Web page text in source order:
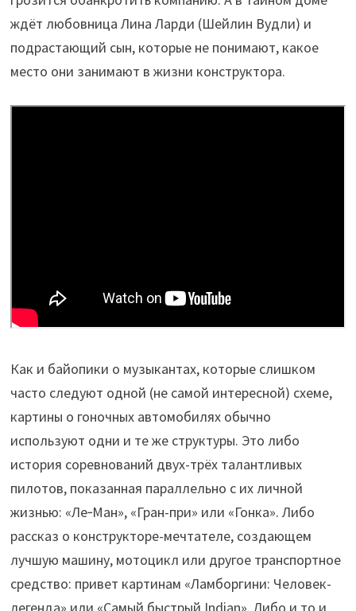
ждёт любовница Лина Ларди (Шейлин Вудли) и
подрастающий сын, которые не понимают, какое
место они занимают в жизни конструктора.
Как и байопики о музыкантах, которые слишком
часто следуют одной (не самой интересной) схеме,
картины о гоночных автомобилях обычно
используют одни и те же структуры. Это либо
история соревнований двух-трёх талантливых
пилотов, показанная параллельно с их личной
жизнью: «Ле‑Ман», «Гран-при» или «Гонка». Либо
рассказ о конструкторе-мечтателе, создающем
лучшую машину, мотоцикл или другое транспортное
средство: привет картинам «Ламборгини: Человек-